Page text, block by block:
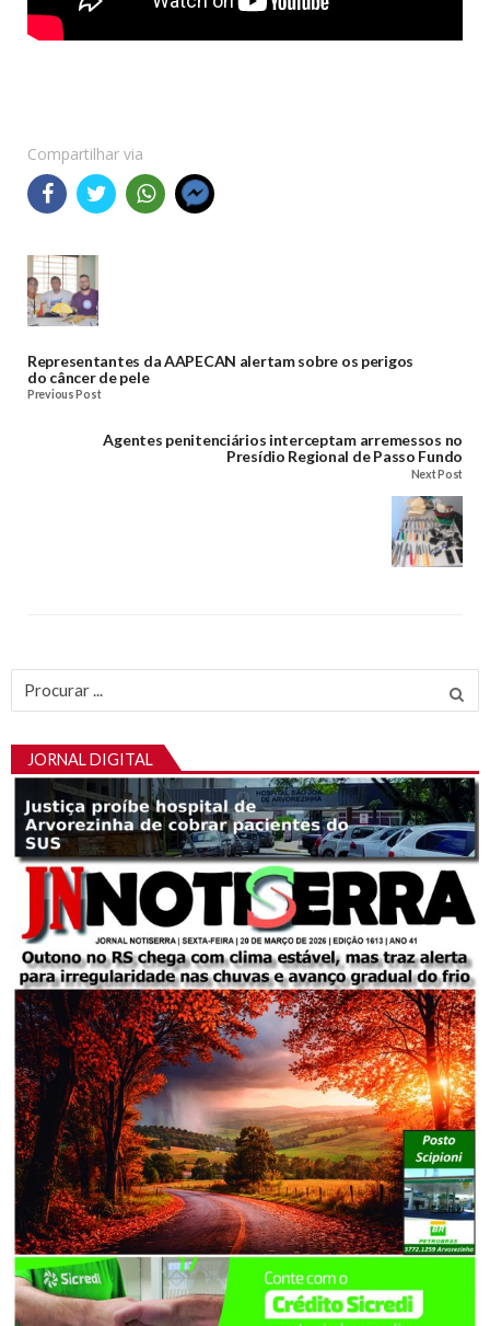
Compartilhar via
Representantes da AAPECAN alertam sobre os perigos
do câncer de pele
Previous Post
Agentes penitenciários interceptam arremessos no
Presídio Regional de Passo Fundo
Next Post
JORNAL DIGITAL